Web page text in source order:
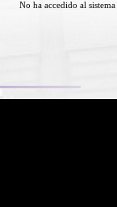
No ha accedido al sistema